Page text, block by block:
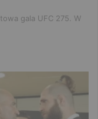
gala UFC 275. W